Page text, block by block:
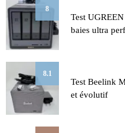
8
Test
baies ultra
8.1
Test Beelink
et évolutif